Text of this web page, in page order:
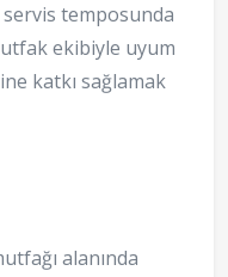
temposunda
ekibiyle uyum
katkı sağlamak
alanında